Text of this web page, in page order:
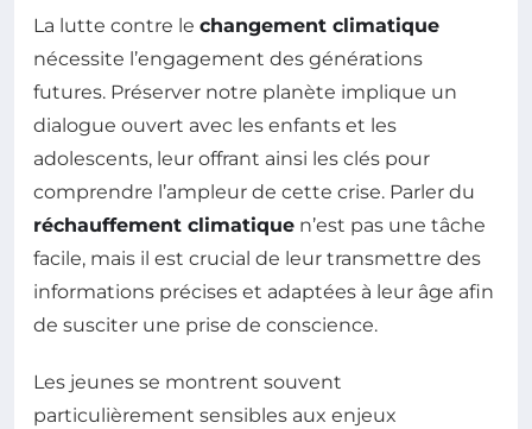
La lutte contre le changement climatique
nécessite l’engagement des générations
futures. Préserver notre planète implique un
dialogue ouvert avec les enfants et les
adolescents, leur offrant ainsi les clés pour
comprendre l’ampleur de cette crise. Parler du
réchauffement climatique n’est pas une tâche
facile, mais il est crucial de leur transmettre des
informations précises et adaptées à leur âge afin
de susciter une prise de conscience.
Les jeunes se montrent souvent
particulièrement sensibles aux enjeux